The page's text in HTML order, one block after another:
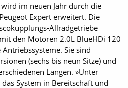
im neuen Jahr durch die
­Expert erweitert. Die
Allradgetriebe
den Motoren 2.0L Blue­HDi 120
Sie sind
(sechs bis neun Sitze) und
Längen. »Unter
System in Bereitschaft und